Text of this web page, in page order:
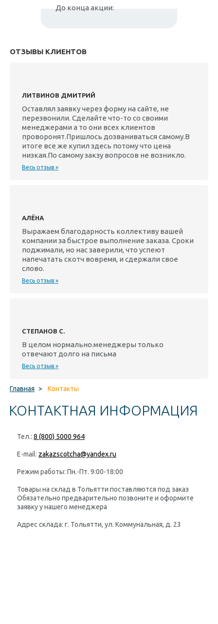
До конца акции:
ОТЗЫВЫ КЛИЕНТОВ
ЛИТВИНОВ ДМИТРИЙ
Оставлял заявку через форму на сайте, не
перезвонили. Сделайте что-то со своими
менеджерами а то они всех клиентов
проворонят.Пришлось дозваниваться самому.В
итоге все же купил здесь потому что цена
низкая.По самому закзу вопросов не возникло.
Весь отзыв »
АЛЁНА
Выражаем благодарность коллективу вашей
компании за быстрое выполнение заказа. Сроки
поджимали, но нас заверили, что успеют
напечатать скотч вовремя, и сдержали свое
слово.
Весь отзыв »
СТЕПАНОВ С.
В целом нормально.менеджеры только
отвечают долго на письма
Весь отзыв »
Главная > Контакты
КОНТАКТНАЯ ИНФОРМАЦИЯ
Тел.: 8 (800) 5000 964
E-mail: zakazscotcha@yandex.ru
Режим работы: Пн.-Пт. 9:00-18:00
Товары на склад в Тольятти поставляются под заказ
Обязательно предварительно позвоните и оформите
заявку у нашего менеджера
Адрес склада: г. Тольятти, ул. Коммунальная, д. 23